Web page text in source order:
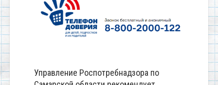
Управление Роспотребнадзора по